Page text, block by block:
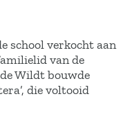
school verkocht aan
van de
Wildt bouwde
die voltooid